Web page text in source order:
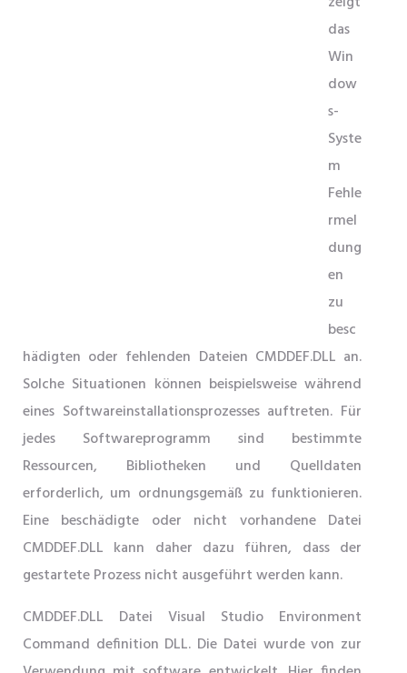
das
Win
dow
s-
Syste
m
Fehle
rmel
dung
en
zu
besc
hädigten oder fehlenden Dateien CMDDEF.DLL an.
Solche Situationen können beispielsweise während
eines Softwareinstallationsprozesses auftreten. Für
jedes Softwareprogramm sind bestimmte
Ressourcen, Bibliotheken und Quelldaten
erforderlich, um ordnungsgemäß zu funktionieren.
Eine beschädigte oder nicht vorhandene Datei
CMDDEF.DLL kann daher dazu führen, dass der
gestartete Prozess nicht ausgeführt werden kann.
CMDDEF.DLL Datei Visual Studio Environment
Command definition DLL. Die Datei wurde von zur